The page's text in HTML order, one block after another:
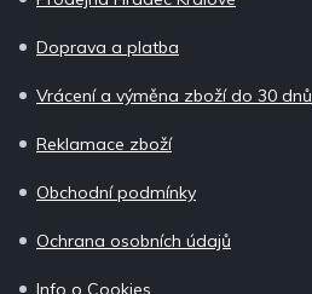
Doprava a platba
Vrácení a výměna zboží do 30 dnů
Reklamace zboží
Obchodní podmínky
Ochrana osobních údajů
Info o Cookies